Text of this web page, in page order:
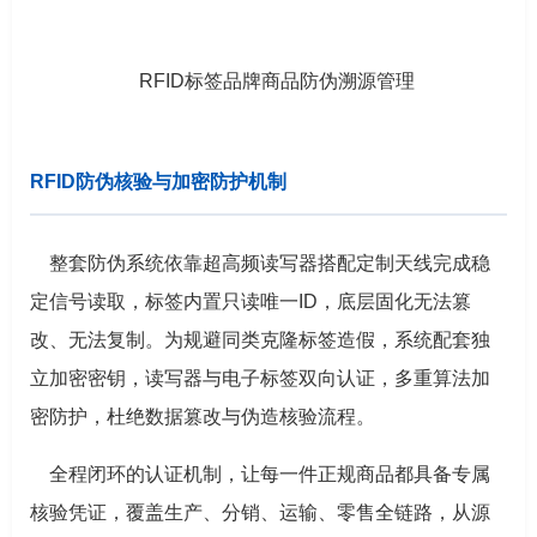
RFID标签品牌商品防伪溯源管理
RFID防伪核验与加密防护机制
整套防伪系统依靠超高频读写器搭配定制天线完成稳
定信号读取，标签内置只读唯一ID，底层固化无法篡
改、无法复制。为规避同类克隆标签造假，系统配套独
立加密密钥，读写器与电子标签双向认证，多重算法加
密防护，杜绝数据篡改与伪造核验流程。
全程闭环的认证机制，让每一件正规商品都具备专属
核验凭证，覆盖生产、分销、运输、零售全链路，从源